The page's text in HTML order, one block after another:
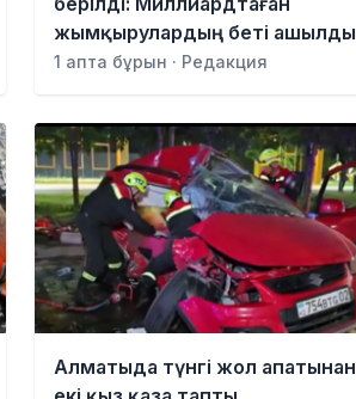
жымқырулардың беті ашылды
1 апта бұрын · Редакция
Алматыда түнгі жол апатынан